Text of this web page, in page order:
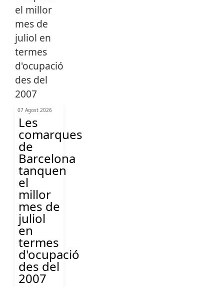
07 Agost 2026
Les
comarques
de
Barcelona
tanquen
el
millor
mes de
juliol
en
termes
d'ocupació
des del
2007